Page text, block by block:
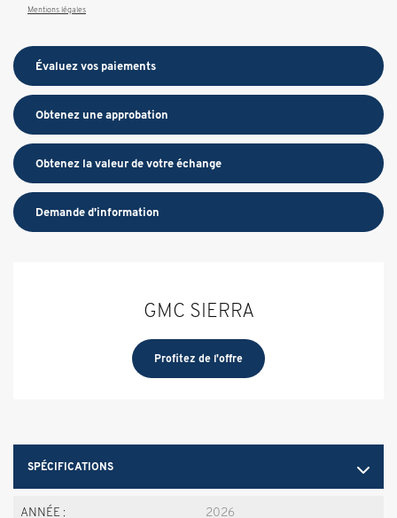
SPÉCIFICATIONS
ANNÉE : 2026
Mentions légales
Évaluez vos paiements
Obtenez une approbation
Obtenez la valeur de votre échange
Demande d'information
GMC SIERRA
Profitez de l'offre